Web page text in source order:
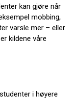
kan gjøre når
mobbing,
varsle mer – eller
kildene våre
i høyere